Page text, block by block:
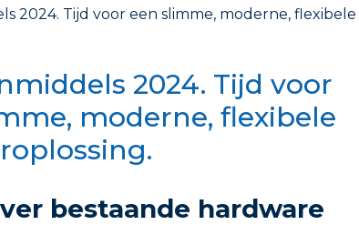
2024. Tijd voor een slimme, moderne, flexibele
2024. Tijd voor
moderne, flexibele
bestaande hardware